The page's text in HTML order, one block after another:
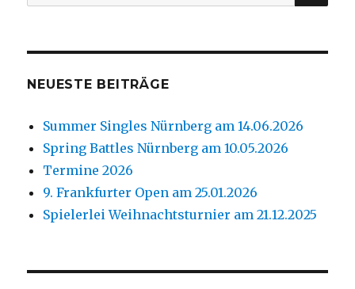
nach:
NEUESTE BEITRÄGE
Summer Singles Nürnberg am 14.06.2026
Spring Battles Nürnberg am 10.05.2026
Termine 2026
9. Frankfurter Open am 25.01.2026
Spielerlei Weihnachtsturnier am 21.12.2025